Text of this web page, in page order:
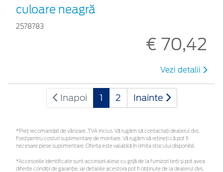
culoare neagră
2578783
€ 70,42
Vezi detalii
Inapoi 1 2 Inainte
*Preţ recomandat de vânzare, TVA inclus. Vă rugăm să contactaţi dealerul dvs.
Ford pentru costuri suplimentare de montare. Vă rugăm să rețineți că pot fi
necesare piese suplimentare. Oferta este valabilă în limita stocului disponibil.
*Accesoriile identificate sunt accesorii alese cu grijă de la furnizori terți și pot avea
diferite condiții de garanție, iar detaliile acestora pot fi obținute de la dealerul dvs.